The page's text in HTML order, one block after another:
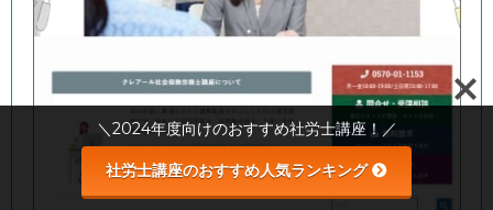
＼2024年度向けのおすすめ社労士講座！／
社労士講座のおすすめ人気ランキング